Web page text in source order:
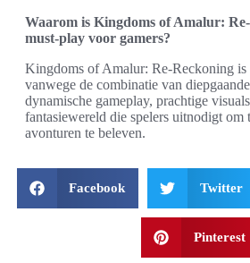
Waarom is Kingdoms of Amalur:
must-play voor gamers?
Kingdoms of Amalur: Re-Reckoning is
vanwege de combinatie van
dynamische gameplay, prachtige
fantasiewereld die spelers uitnodigt om
avonturen te beleven.
Facebook Twitter
Pinterest